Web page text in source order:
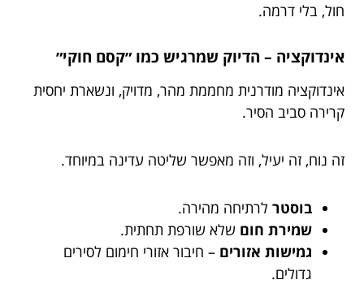
חול, בלי דרמה.
אינדוקציה – הדיוק שמרגיש כמו ״קסם חוקי״
אינדוקציה מודרנית מחממת מהר, מדויק, ונשארת יחסית
קרירה סביב הסיר.
זה נוח, זה יעיל, וזה מאפשר שליטה עדינה במיוחד.
בוסטר לרתיחה מהירה.
שמירת חום שלא שורפת תחתית.
גמישות אזורים – חיבור אזורי חימום לסירים
גדולים.